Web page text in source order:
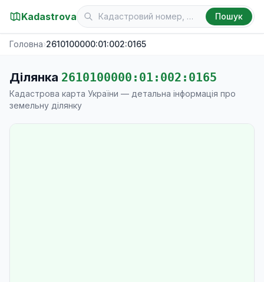
Kadastrova Пошук
Головна›2610100000:01:002:0165
Ділянка 2610100000:01:002:0165
Кадастрова карта України — детальна інформація про
земельну ділянку